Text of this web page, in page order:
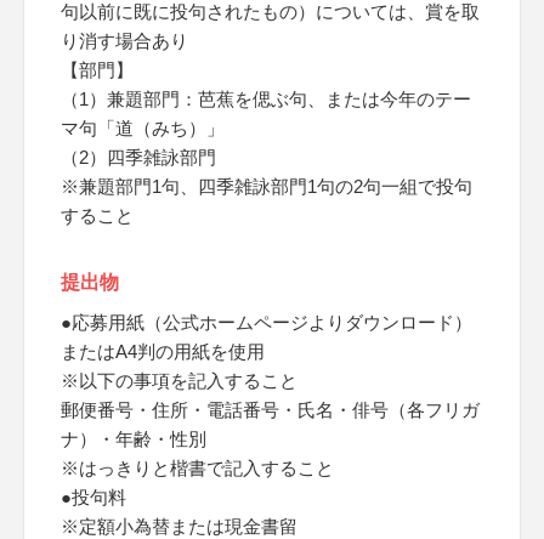
句以前に既に投句されたもの）については、賞を取
り消す場合あり
【部門】
（1）兼題部門：芭蕉を偲ぶ句、または今年のテー
マ句「道（みち）」
（2）四季雑詠部門
※兼題部門1句、四季雑詠部門1句の2句一組で投句
すること
提出物
●応募用紙（公式ホームページよりダウンロード）
またはA4判の用紙を使用
※以下の事項を記入すること
郵便番号・住所・電話番号・氏名・俳号（各フリガ
ナ）・年齢・性別
※はっきりと楷書で記入すること
●投句料
※定額小為替または現金書留